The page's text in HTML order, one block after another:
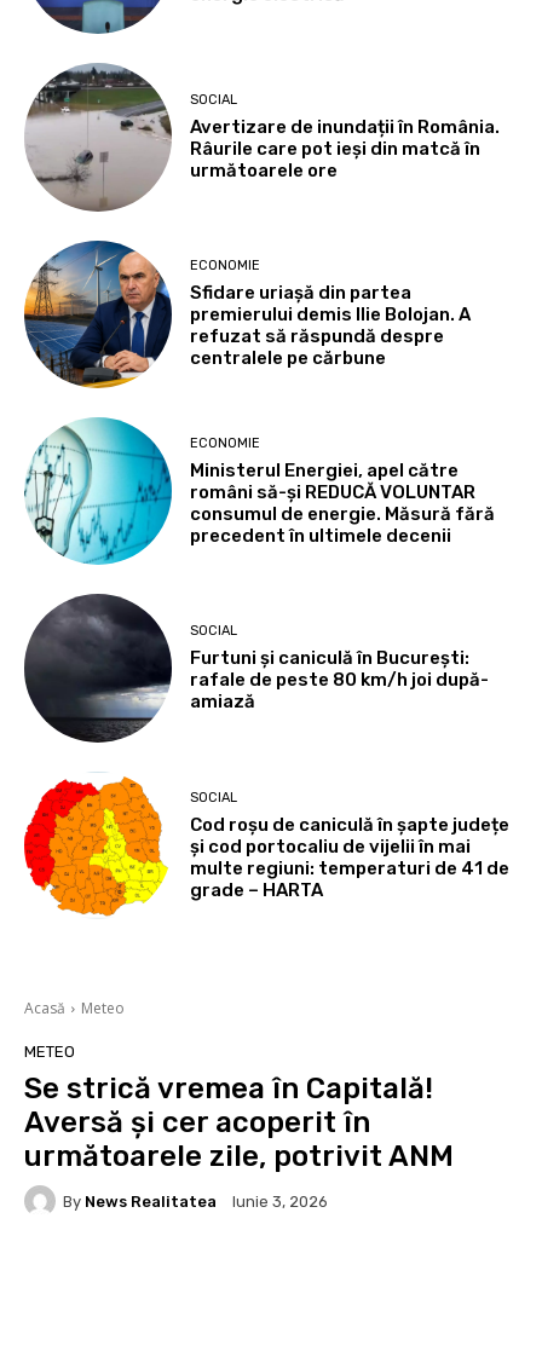
SOCIAL
Avertizare de inundații în România.
Râurile care pot ieși din matcă în
următoarele ore
ECONOMIE
Sfidare uriașă din partea
premierului demis Ilie Bolojan. A
refuzat să răspundă despre
centralele pe cărbune
ECONOMIE
Ministerul Energiei, apel către
români să-și REDUCĂ VOLUNTAR
consumul de energie. Măsură fără
precedent în ultimele decenii
SOCIAL
Furtuni și caniculă în București:
rafale de peste 80 km/h joi după-
amiază
SOCIAL
Cod roșu de caniculă în șapte județe
și cod portocaliu de vijelii în mai
multe regiuni: temperaturi de 41 de
grade – HARTA